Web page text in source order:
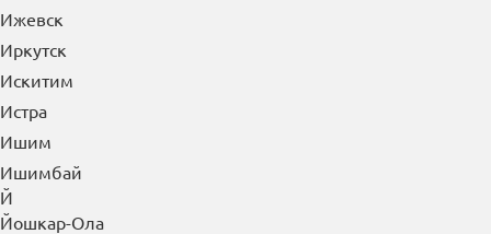
Ижевск
Иркутск
Искитим
Истра
Ишим
Ишимбай
Й
Йошкар-Ола